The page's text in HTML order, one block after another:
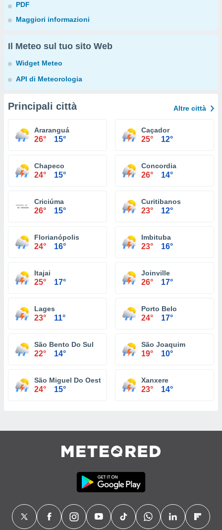
PDF
Maggiori informazioni
Il Meteo sul tuo sito Web
Widget Meteo
API di Meteorologia
Principali città Altre città
Araranguá
26° 15°
Caçador
25° 12°
Chapeco
24° 15°
Concordia
26° 14°
Criciúma
26° 15°
Curitibanos
23° 12°
Florianópolis
24° 16°
Imbituba
23° 16°
Itajai
25° 17°
Joinville
26° 17°
Lages
23° 11°
Porto Belo
24° 17°
São Bento Do Sul
22° 14°
São Joaquim
19° 10°
São Miguel Do Oeste
24° 15°
Xanxere
23° 14°